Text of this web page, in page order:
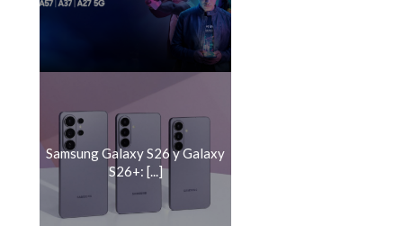
Samsung Galaxy S26 y Galaxy
S26+: [...]